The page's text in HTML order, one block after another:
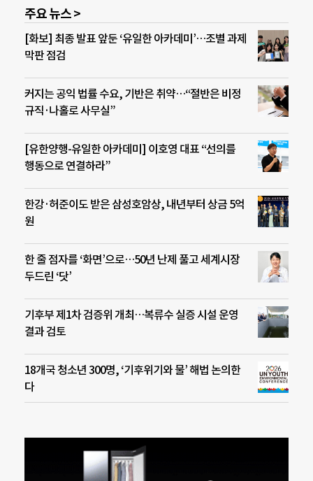
주요 뉴스 >
[화보] 최종 발표 앞둔 ‘유일한 아카데미’…조별 과제
막판 점검
커지는 공익 법률 수요, 기반은 취약…“절반은 비정
규직·나홀로 사무실”
[유한양행-유일한 아카데미] 이호영 대표 “선의를
행동으로 연결하라”
한강·허준이도 받은 삼성호암상, 내년부터 상금 5억
원
한 줄 점자를 ‘화면’으로…50년 난제 풀고 세계시장
두드린 ‘닷’
기후부 제1차 검증위 개최…복류수 실증 시설 운영
결과 검토
18개국 청소년 300명, ‘기후위기와 물’ 해법 논의한
다